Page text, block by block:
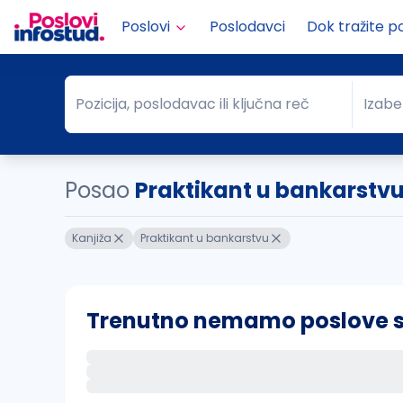
Poslovi Poslodavci Dok tražite
Pozicija, poslodavac ili ključna reč
Pozicija, poslodavac ili ključna reč Grad
Posao Praktikant u
Kanjiža Praktikant u bankarstvu
Trenutno nemamo poslove